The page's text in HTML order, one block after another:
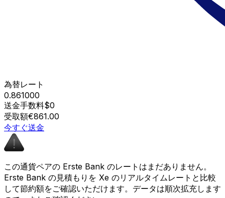
為替レート
0.861000
送金手数料$0
受取額€861.00
今すぐ送金
この通貨ペアの Erste Bank のレートはまだありません。
Erste Bank の見積もりを Xe のリアルタイムレートと比較
して節約額をご確認いただけます。データは順次拡充します